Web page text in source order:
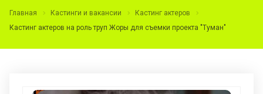
Главная Кастинги и вакансии
Кастинг актеров
Кастинг актеров на роль труп Жоры для съемки проекта "Туман"